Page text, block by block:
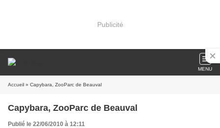
Publicité
MENU
Accueil » Capybara, ZooParc de Beauval
Capybara, ZooParc de Beauval
Publié le 22/06/2010 à 12:11